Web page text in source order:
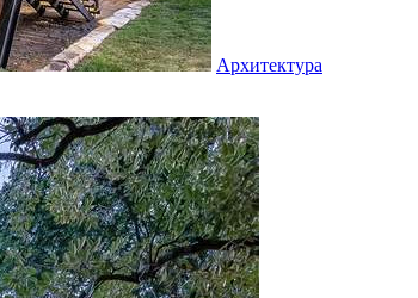
Архитектура